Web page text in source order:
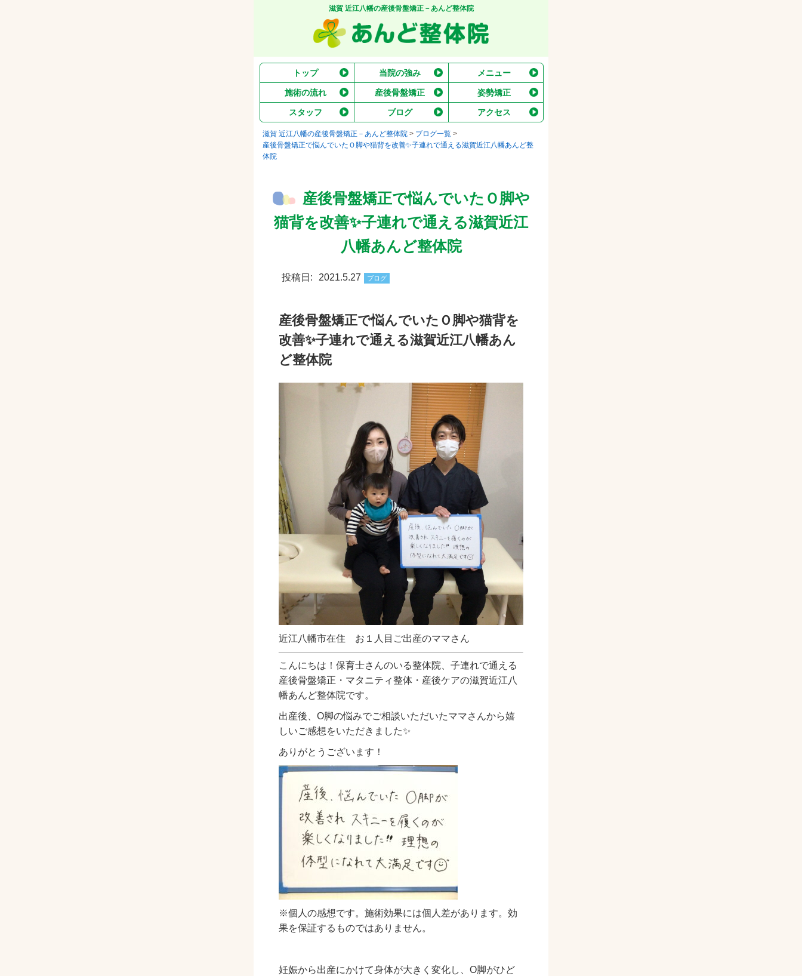
滋賀 近江八幡の産後骨盤矯正－あんど整体院
トップ 当院の強み メニュー
施術の流れ 産後骨盤矯正 姿勢矯正
スタッフ ブログ アクセス
滋賀 近江八幡の産後骨盤矯正－あんど整体院 > ブログ一覧 >
産後骨盤矯正で悩んでいたＯ脚や猫背を改善✨子連れで通える滋賀近江八幡あんど整
体院
産後骨盤矯正で悩んでいたＯ脚や
猫背を改善✨子連れで通える滋賀近江
八幡あんど整体院
投稿日: 2021.5.27 ブログ
産後骨盤矯正で悩んでいたＯ脚や猫背を
改善✨子連れで通える滋賀近江八幡あん
ど整体院
近江八幡市在住 お１人目ご出産のママさん
こんにちは！保育士さんのいる整体院、子連れで通える
産後骨盤矯正・マタニティ整体・産後ケアの滋賀近江八
幡あんど整体院です。
出産後、О脚の悩みでご相談いただいたママさんから嬉
しいご感想をいただきました✨
ありがとうございます！
※個人の感想です。施術効果には個人差があります。効
果を保証するものではありません。
妊娠から出産にかけて身体が大きく変化し、О脚がひど